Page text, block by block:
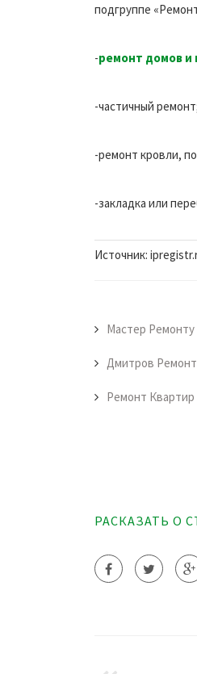
подгруппе
-ремонт домов и
-частичный
-ремонт кровли,
-закладка или
Источник:
Мастер
Дмитров
Ремонт
РАСКАЗАТЬ О